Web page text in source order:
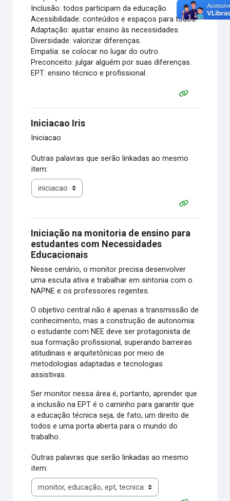
Inclusão: todos participam da educação.
Acessibilidade: conteúdos e espaços para todos.
Adaptação: ajustar ensino às necessidades.
Diversidade: valorizar diferenças.
Empatia: se colocar no lugar do outro.
Preconceito: julgar alguém por suas diferenças.
EPT: ensino técnico e profissional.
Iniciacao Iris
Iniciacao
Outras palavras que serão linkadas ao mesmo
item:
Iniciação na monitoria de ensino para
estudantes com Necessidades
Educacionais
Nesse cenário, o monitor precisa desenvolver
uma escuta ativa e trabalhar em sintonia com o
NAPNE e os professores regentes.
O objetivo central não é apenas a transmissão de
conhecimento, mas a construção de autonomia:
o estudante com NEE deve ser protagonista de
sua formação profissional, superando barreiras
atitudinais e arquitetônicas por meio de
metodologias adaptadas e tecnologias
assistivas.
Ser monitor nessa área é, portanto, aprender que
a inclusão na EPT é o caminho para garantir que
a educação técnica seja, de fato, um direito de
todos e uma porta aberta para o mundo do
trabalho.
Outras palavras que serão linkadas ao mesmo
item: